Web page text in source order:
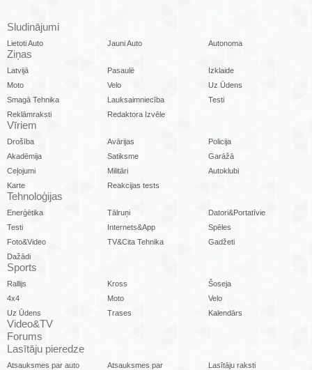
Sludinājumi
Lietoti Auto Jauni Auto Autonoma
Ziņas
Latvijā Pasaulē
Izklaide
Moto
Velo
Uz Ūdens
Smagā Tehnika
Lauksaimniecība
Testi
Reklāmraksti
Redaktora Izvēle
Vīriem
Drošība Avārijas
Policija
Akadēmija
Satiksme
Garāžā
Ceļojumi
Militāri
Autoklubi
Karte
Reakcijas tests
Tehnoloģijas
Enerģētika Tālruņi
Datori&Portatīvie
Testi
Internets&App
Spēles
Foto&Video
TV&Cita Tehnika
Gadžeti
Dažādi
Sports
Rallijs Kross
Šoseja
4x4
Moto
Velo
Uz Ūdens
Trases Kalendārs
Video&TV
Forums
Lasītāju pieredze
Atsauksmes par auto
Atsauksmes par
Lasītāju raksti